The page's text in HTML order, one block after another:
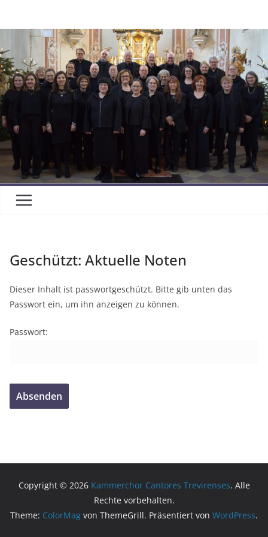
springen
Geschützt: Aktuelle Noten
Dieser Inhalt ist passwortgeschützt. Bitte gib unten das
Passwort ein, um ihn anzeigen zu können.
Passwort:
Copyright © 2026 Kammerchor Cantores Trevirenses. Alle
Rechte vorbehalten.
Theme: ColorMag von ThemeGrill. Präsentiert von WordPress.